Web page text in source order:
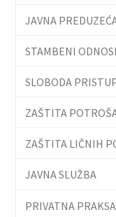
JAVNA
STAMBENI ODNOSI
SLOBODA
ZAŠTITA
ZAŠTITA LIČNIH
JAVNA SLUŽBA
PRIVATNA PRAKSA